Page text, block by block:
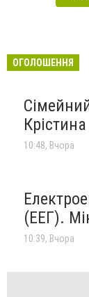
ОГОЛОШЕННЯ
Крістина
10:48, Вчора
(ЕЕГ).
10:39, Вчора